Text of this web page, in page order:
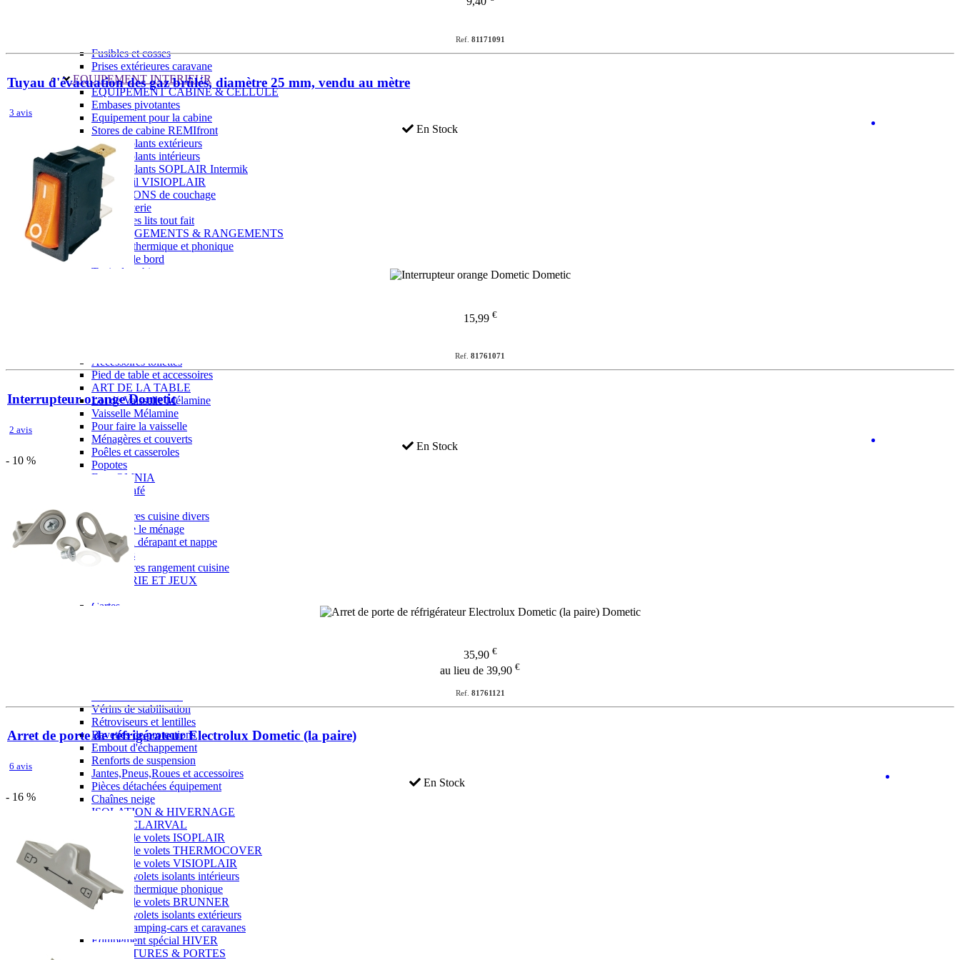
Fusibles et cosses
Prises extérieures caravane
EQUIPEMENT INTERIEUR
EQUIPEMENT CABINE & CELLULE
Embases pivotantes
Equipement pour la cabine
Stores de cabine REMIfront
Volets isolants extérieurs
Volets isolants intérieurs
Volets isolants SOPLAIR Intermik
Pare-soleil VISIOPLAIR
SOLUTIONS de couchage
Pour la literie
Couchages lits tout fait
AMÉNAGEMENTS & RANGEMENTS
Isolation thermique et phonique
Tableau de bord
Tapis de cabine
Accessoires toilettes
Pied de table et accessoires
ART DE LA TABLE
Lot de Vaisselle Mélamine
Vaisselle Mélamine
Pour faire la vaisselle
Ménagères et couverts
Poêles et casseroles
Popotes
Four OMNIA
Thé ou café
Accessoires cuisine divers
Pour faire le ménage
Tapis anti dérapant et nappe
Poubelles
Accessoires rangement cuisine
LIBRAIRIE ET JEUX
Cartes
Vérins de stabilisation
Rétroviseurs et lentilles
Bavettes de protections
Embout d'échappement
Renforts de suspension
Jantes,Pneus,Roues et accessoires
Pièces détachées équipement
Chaînes neige
ISOLATION & HIVERNAGE
Gamme CLAIRVAL
Gamme de volets ISOPLAIR
Gamme de volets THERMOCOVER
Gamme de volets VISIOPLAIR
Rideaux volets isolants intérieurs
Isolation thermique phonique
Gamme de volets BRUNNER
Rideaux volets isolants extérieurs
Housse camping-cars et caravanes
Equipement spécial HIVER
OUVERTURES & PORTES
Ref. 81171091
Tuyau d'évacuation des gaz brûlés, diamètre 25 mm, vendu au mètre
3 avis
En Stock
15,99 €
Ref. 81761071
Interrupteur orange Dometic
2 avis
En Stock
- 10 %
35,90 €
au lieu de 39,90 €
Ref. 81761121
Arret de porte de réfrigérateur Electrolux Dometic (la paire)
6 avis
En Stock
- 16 %